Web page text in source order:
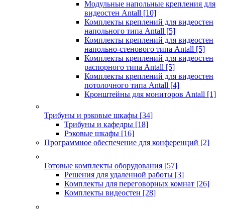
Модульные напольные крепления для
видеостен Antall [10]
Комплекты креплений для видеостен
напольного типа Antall [5]
Комплекты креплений для видеостен
напольно-стенового типа Antall [5]
Комплекты креплений для видеостен
распорного типа Antall [5]
Комплекты креплений для видеостен
потолочного типа Antall [4]
Кронштейны для мониторов Antall [1]
Трибуны и рэковые шкафы [34]
Трибуны и кафедры [18]
Рэковые шкафы [16]
Программное обеспечение для конференций [2]
Готовые комплекты оборудования [57]
Решения для удаленной работы [3]
Комплекты для переговорных комнат [26]
Комплекты видеостен [28]